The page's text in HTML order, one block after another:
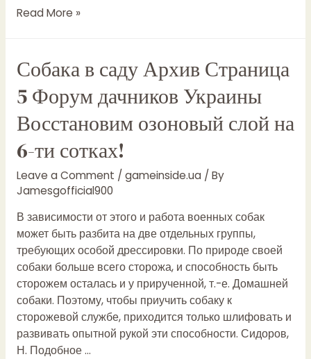
Николай
души
купить
в
интернет
магазине,
продажа
с
доставкой
Днепр,
Киев,
Украина
Книги
для
детей
11
14
лет
Read More »
Собака в саду Архив Страница
5 Форум дачников Украины
Восстановим озоновый слой на
6-ти сотках!
Leave a Comment / gameinside.ua/ By
Jamesgofficial900
В зависимости от этого и работа военных собак
может быть разбита на две отдельных группы,
требующих особой дрессировки. По природе своей
собаки больше всего сторожа, и способность быть
сторожем осталась и у прирученной, т.-е. Домашней
собаки. Поэтому, чтобы приучить собаку к
сторожевой службе, приходится только шлифовать и
развивать опытной рукой эти способности. Сидоров,
Н. Подобное …